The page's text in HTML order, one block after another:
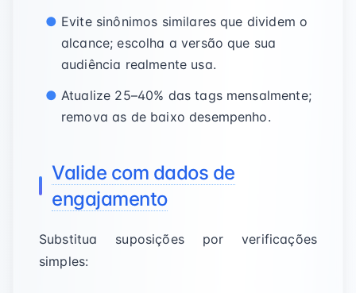
Evite sinônimos similares que dividem o
alcance; escolha a versão que sua
audiência realmente usa.
Atualize 25–40% das tags mensalmente;
remova as de baixo desempenho.
Valide com dados de
engajamento
Substitua suposições por verificações
simples: